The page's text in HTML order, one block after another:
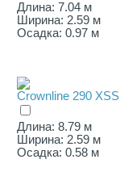
Длина: 7.04 м
Ширина: 2.59 м
Осадка: 0.97 м
Crownline 290 XSS
Длина: 8.79 м
Ширина: 2.59 м
Осадка: 0.58 м